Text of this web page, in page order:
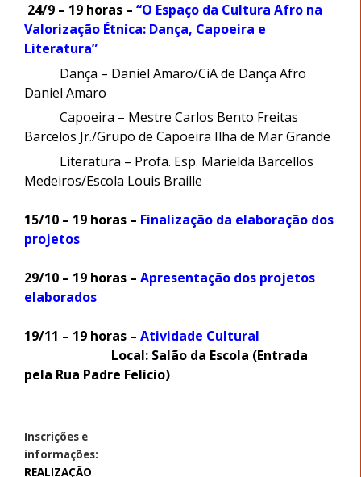
24/9 – 19 horas – “O Espaço da Cultura Afro na
Valorização Étnica: Dança, Capoeira e
Literatura”
Dança – Daniel Amaro/CiA de Dança Afro
Daniel Amaro
Capoeira – Mestre Carlos Bento Freitas
Barcelos Jr./Grupo de Capoeira Ilha de Mar Grande
Literatura – Profa. Esp. Marielda Barcellos
Medeiros/Escola Louis Braille
15/10 – 19 horas – Finalização da elaboração dos
projetos
29/10 – 19 horas – Apresentação dos projetos
elaborados
19/11 – 19 horas – Atividade Cultural
Local: Salão da Escola (Entrada
pela Rua Padre Felício)
Inscrições e
informações:
REALIZAÇÃO